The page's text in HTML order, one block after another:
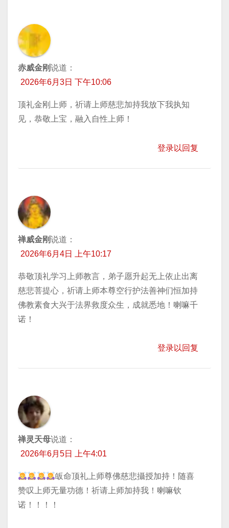
赤威金刚说道：
2026年6月3日 下午10:06
顶礼金刚上师，祈请上师慈悲加持我放下我执知
见，恭敬上宝，融入自性上师！
登录以回复
禅威金刚说道：
2026年6月4日 上午10:17
恭敬顶礼学习上师教言，弟子愿升起无上依止出离
慈悲菩提心，祈请上师本尊空行护法善神们恒加持
佛教素食大兴于法界救度众生，成就悉地！喇嘛千
诺！
登录以回复
禅灵天母说道：
2026年6月5日 上午4:01
皈命顶礼上师尊佛慈悲攝授加持！随喜
赞叹上师无量功德！祈请上师加持我！喇嘛钦
诺！！！！